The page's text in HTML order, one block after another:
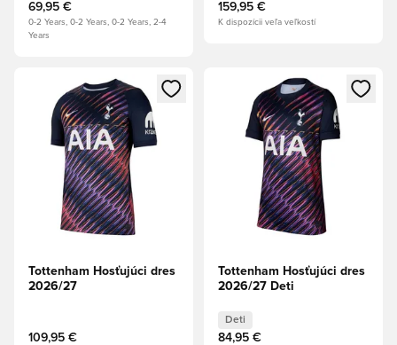
69,95 €
0-2 Years, 0-2 Years, 0-2 Years, 2-4
Years
159,95 €
K dispozícii veľa veľkostí
Otvorí modál na prihlásenie alebo registráciu ako člen
Tottenham Hosťujúci dres
2026/27
109,95 €
Otvorí modál na prihlásenie
Tottenham Hosťujúci dres
2026/27 Deti
Deti
84,95 €